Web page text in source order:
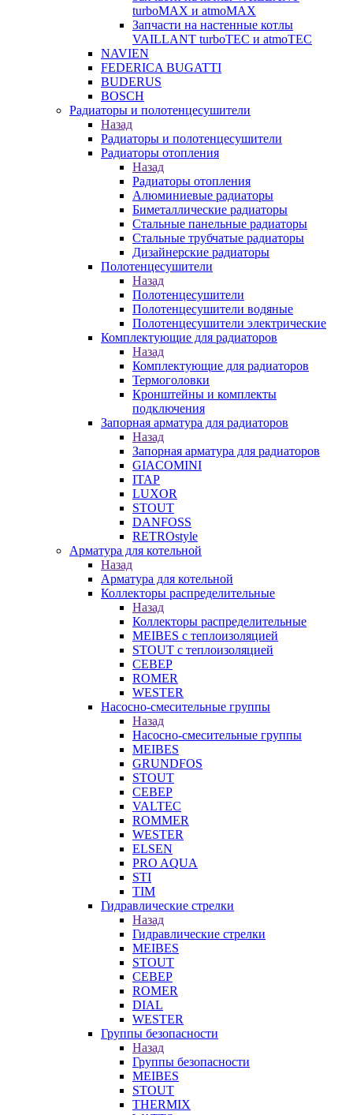
turboMAX и atmoMAX
Запчасти на настенные котлы
VAILLANT turboTEC и atmoTEC
NAVIEN
FEDERICA BUGATTI
BUDERUS
BOSCH
Радиаторы и полотенцесушители
Назад
Радиаторы и полотенцесушители
Радиаторы отопления
Назад
Радиаторы отопления
Алюминиевые радиаторы
Биметаллические радиаторы
Стальные панельные радиаторы
Стальные трубчатые радиаторы
Дизайнерские радиаторы
Полотенцесушители
Назад
Полотенцесушители
Полотенцесушители водяные
Полотенцесушители электрические
Комплектующие для радиаторов
Назад
Комплектующие для радиаторов
Термоголовки
Кронштейны и комплекты
подключения
Запорная арматура для радиаторов
Назад
Запорная арматура для радиаторов
GIACOMINI
ITAP
LUXOR
STOUT
DANFOSS
RETROstyle
Арматура для котельной
Назад
Арматура для котельной
Коллекторы распределительные
Назад
Коллекторы распределительные
MEIBES с теплоизоляцией
STOUT с теплоизоляцией
СЕВЕР
ROMER
WESTER
Насосно-смесительные группы
Назад
Насосно-смесительные группы
MEIBES
GRUNDFOS
STOUT
СЕВЕР
VALTEC
ROMMER
WESTER
ELSEN
PRO AQUA
STI
TIM
Гидравлические стрелки
Назад
Гидравлические стрелки
MEIBES
STOUT
СЕВЕР
ROMER
DIAL
WESTER
Группы безопасности
Назад
Группы безопасности
MEIBES
STOUT
THERMIX